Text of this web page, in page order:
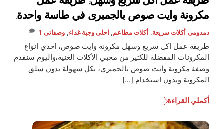
مكرونة وايت صوص بالجمبرى في طاسة واحدة.
دمدومى أكلات سريعة,أكلات مطاعم, احلى وجبة غداء,وصفاتى 1
طريقة عمل اكل سريع وسهل مكرونة وايت صوص، احدي انواع
المكرونات المفضلة للكثير من محبي الأكلات الغنية،واليوم سنقدم
وصفة مكرونة وايت صوص بالجمبري، بكل سهولة بدون سلق
المكرونة وبدون استخدام […]
أكملي القراءة